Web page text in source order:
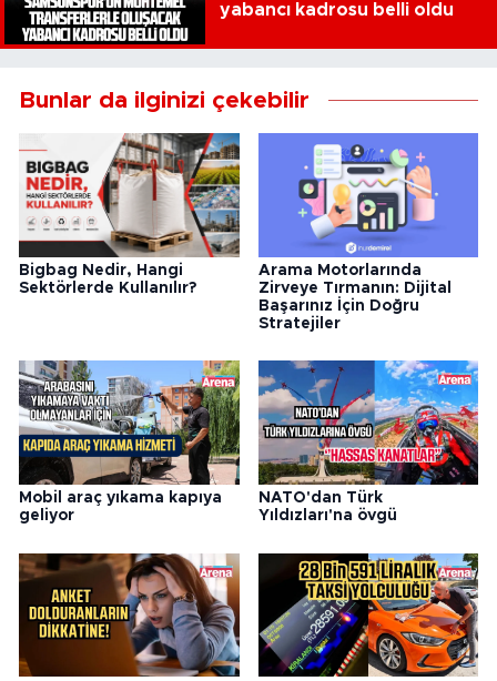
yabancı kadrosu belli oldu
Bunlar da ilginizi çekebilir
Bigbag Nedir, Hangi
Sektörlerde Kullanılır?
Arama Motorlarında
Zirveye Tırmanın: Dijital
Başarınız İçin Doğru
Stratejiler
Mobil araç yıkama kapıya
geliyor
NATO'dan Türk
Yıldızları'na övgü